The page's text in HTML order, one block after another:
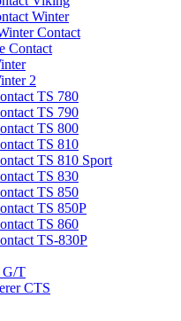
Winter
Contact
Contact
2
TS 780
TS 790
TS 800
TS 810
TS 810 Sport
TS 830
TS 850
TS 850P
TS 860
TS-830P
G/T
CTS